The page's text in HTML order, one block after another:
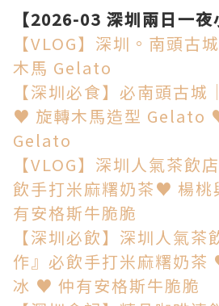
【2026-03 深圳兩日一夜
【VLOG】深圳。南頭古
木馬 Gelato
【深圳必食】必南頭古城
♥ 旋轉木馬造型 Gelato
Gelato
【VLOG】深圳人氣茶飲
飲手打米麻糬奶茶♥ 楊
有安格斯牛脆脆
【深圳必飲】 深圳人氣茶
作』必飲手打米麻糬奶
冰 ♥ 仲有安格斯牛脆脆